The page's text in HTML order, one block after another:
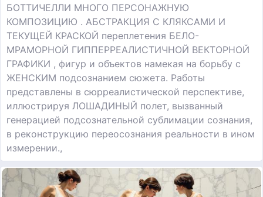
БОТТИЧЕЛЛИ МНОГО ПЕРСОНАЖНУЮ
КОМПОЗИЦИЮ . АБСТРАКЦИЯ С КЛЯКСАМИ И
ТЕКУЩЕЙ КРАСКОЙ переплетения БЕЛО-
МРАМОРНОЙ ГИППЕРРЕАЛИСТИЧНОЙ ВЕКТОРНОЙ
ГРАФИКИ , фигур и объектов намекая на борьбу с
ЖЕНСКИМ подсознанием сюжета. Работы
представлены в сюрреалистической перспективе,
иллюстрируя ЛОШАДИНЫЙ полет, вызванный
генерацией подсознательной сублимации сознания,
в реконструкцию переосознания реальности в ином
измерении.,